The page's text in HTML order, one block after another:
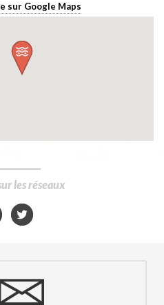
sur Google Maps
les réseaux